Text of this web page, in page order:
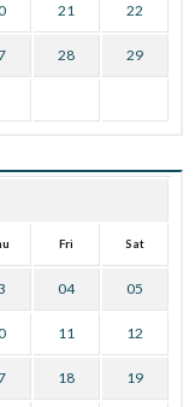
21 22
28 29
Fri Sat
04 05
11 12
18 19